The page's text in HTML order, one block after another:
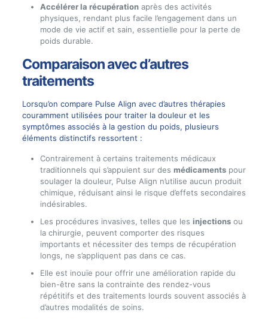
Accélérer la récupérationaprès des activités
physiques, rendant plus facile l’engagement dans un
mode de vie actif et sain, essentielle pour la perte de
poids durable.
Comparaison avec d’autres
traitements
Lorsqu’on compare Pulse Align avec d’autres thérapies
couramment utilisées pour traiter la douleur et les
symptômes associés à la gestion du poids, plusieurs
éléments distinctifs ressortent :
Contrairement à certains traitements médicaux
traditionnels qui s’appuient sur des médicamentspour
soulager la douleur, Pulse Align n’utilise aucun produit
chimique, réduisant ainsi le risque d’effets secondaires
indésirables.
Les procédures invasives, telles que les injectionsou
la chirurgie, peuvent comporter des risques
importants et nécessiter des temps de récupération
longs, ne s’appliquent pas dans ce cas.
Elle est inouïe pour offrir une amélioration rapide du
bien-être sans la contrainte des rendez-vous
répétitifs et des traitements lourds souvent associés à
d’autres modalités de soins.